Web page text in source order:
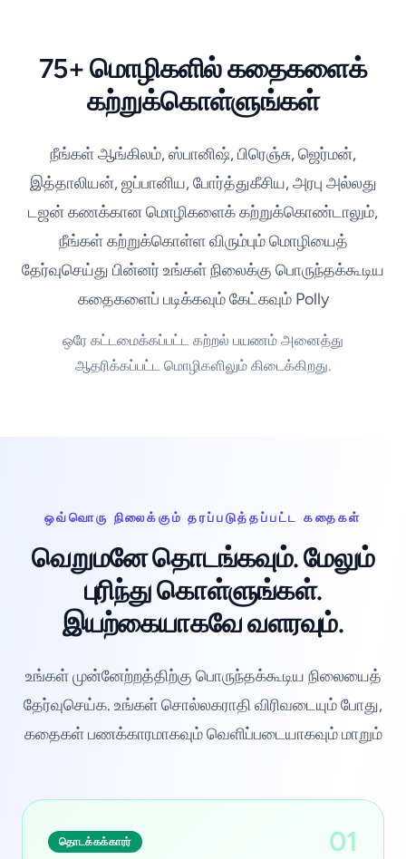
75+ மொழிகளில் கதைகளைக்
கற்றுக்கொள்ளுங்கள்
நீங்கள் ஆங்கிலம், ஸ்பானிஷ், பிரெஞ்சு, ஜெர்மன்,
இத்தாலியன், ஜப்பானிய, போர்த்துகீசிய, அரபு அல்லது
டஜன் கணக்கான மொழிகளைக் கற்றுக்கொண்டாலும்,
நீங்கள் கற்றுக்கொள்ள விரும்பும் மொழியைத்
தேர்வுசெய்து பின்னர் உங்கள் நிலைக்கு பொருந்தக்கூடிய
கதைகளைப் படிக்கவும் கேட்கவும் Polly
ஒரே கட்டமைக்கப்பட்ட கற்றல் பயணம் அனைத்து
ஆதரிக்கப்பட்ட மொழிகளிலும் கிடைக்கிறது.
ஒவ்வொரு நிலைக்கும் தரப்படுத்தப்பட்ட கதைகள்
வெறுமனே தொடங்கவும். மேலும்
புரிந்து கொள்ளுங்கள்.
இயற்கையாகவே வளரவும்.
உங்கள் முன்னேற்றத்திற்கு பொருந்தக்கூடிய நிலையைத்
தேர்வுசெய்க. உங்கள் சொல்லகராதி விரிவடையும் போது,
கதைகள் பணக்காரமாகவும் வெளிப்படையாகவும் மாறும்
தொடக்கக்காரர் 01